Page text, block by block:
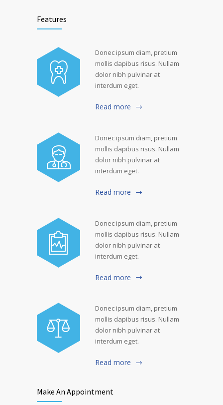
Features
Donec ipsum diam, pretium
mollis dapibus risus. Nullam
dolor nibh pulvinar at
interdum eget.
Read more
Donec ipsum diam, pretium
mollis dapibus risus. Nullam
dolor nibh pulvinar at
interdum eget.
Read more
Donec ipsum diam, pretium
mollis dapibus risus. Nullam
dolor nibh pulvinar at
interdum eget.
Read more
Donec ipsum diam, pretium
mollis dapibus risus. Nullam
dolor nibh pulvinar at
interdum eget.
Read more
Make An Appointment